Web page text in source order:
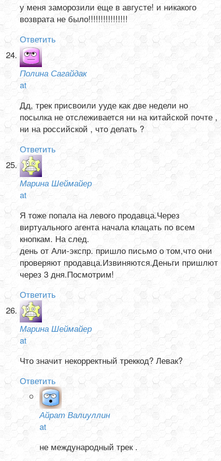
у меня заморозили еще в августе! и никакого
возврата не было!!!!!!!!!!!!!!!!
Ответить
Полина Сагайдак
at
Дд, трек присвоили ууде как две недели но
посылка не отслеживается ни на китайской почте ,
ни на российской , что делать ?
Ответить
Марина Шеймайер
at
Я тоже попала на левого продавца.Через
виртуального агента начала клацать по всем
кнопкам. На след.
день от Али-экспр. пришло письмо о том,что они
проверяют продавца.Извиняются.Деньги пришлют
через 3 дня.Посмотрим!
Ответить
Марина Шеймайер
at
Что значит некорректный треккод? Левак?
Ответить
Айрат Валиуллин
at
не международный трек .